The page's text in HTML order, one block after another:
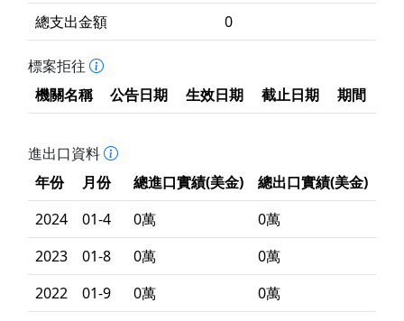
總支出金額
0
標案拒往
機關名稱
公告日期 生效日期 截止日期 期間
進出口資料
年份
月份 總進口實績(美金)
總出口實績(美金)
2024
01-4 0萬
0萬
2023
01-8 0萬
0萬
2022
01-9 0萬
0萬